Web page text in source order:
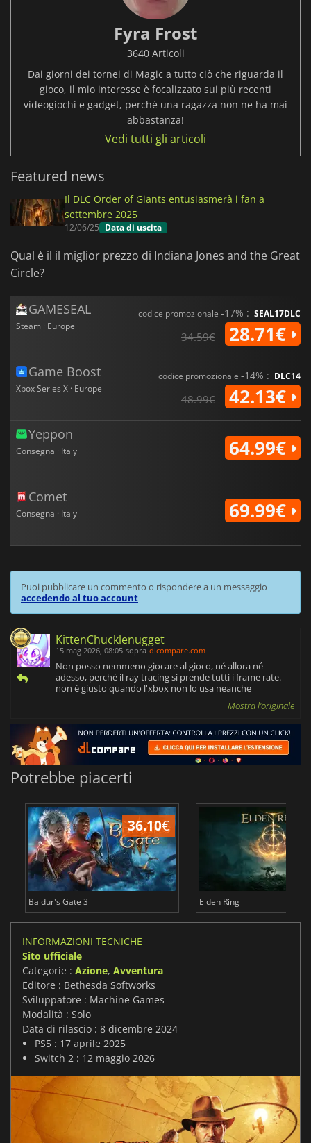
Fyra Frost
3640 Articoli
Dai giorni dei tornei di Magic a tutto ciò che riguarda il
gioco, il mio interesse è focalizzato sui più recenti
videogiochi e gadget, perché una ragazza non ne ha mai
abbastanza!
Vedi tutti gli articoli
Featured news
Il DLC Order of Giants entusiasmerà i fan a
settembre 2025
12/06/25 Data di uscita
Qual è il il miglior prezzo di Indiana Jones and the Great
Circle?
GAMESEAL
Steam · Europe
codice promozionale -17% : SEAL17DLC
34.59€ 28.71€
Game Boost
Xbox Series X · Europe
codice promozionale -14% : DLC14
48.99€ 42.13€
Yeppon
Consegna · Italy 64.99€
Comet
Consegna · Italy 69.99€
Puoi pubblicare un commento o rispondere a un messaggio
accedendo al tuo account
KittenChucklenugget
15 mag 2026, 08:05 sopra dlcompare.com
Non posso nemmeno giocare al gioco, né allora né
adesso, perché il ray tracing si prende tutti i frame rate.
non è giusto quando l'xbox non lo usa neanche
Mostra l'originale
Potrebbe piacerti
36.10€
Baldur's Gate 3 Elden Ring
INFORMAZIONI TECNICHE
Sito ufficiale
Categorie : Azione, Avventura
Editore : Bethesda Softworks
Sviluppatore : Machine Games
Modalità : Solo
Data di rilascio : 8 dicembre 2024
PS5 : 17 aprile 2025
Switch 2 : 12 maggio 2026